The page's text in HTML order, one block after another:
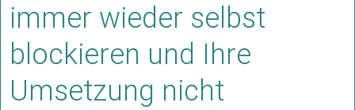
immer wieder selbst
blockieren und Ihre
Umsetzung nicht